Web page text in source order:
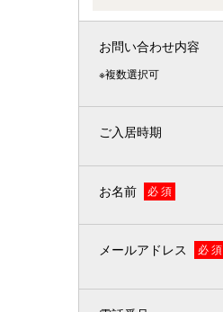
お問い合わせ内容
※複数選択可
ご入居時期
お名前 必 須
メールアドレス 必 須